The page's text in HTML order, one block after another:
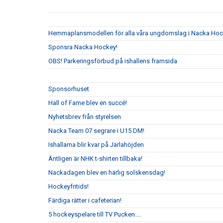
Hemmaplansmodellen för alla våra ungdomslag i Nacka
Sponsra Nacka Hockey!
OBS! Parkeringsförbud på ishallens framsida
Sponsorhuset
Hall of Fame blev en succé!
Nyhetsbrev från styrelsen
Nacka Team 07 segrare i U15 DM!
Ishallarna blir kvar på Järlahöjden
Äntligen är NHK t-shirten tillbaka!
Nackadagen blev en härlig solskensdag!
Hockeyfritids!
Färdiga rätter i cafeterian!
5 hockeyspelare till TV Pucken....